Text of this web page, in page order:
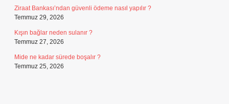
Ziraat Bankası’ndan güvenli ödeme nasıl yapılır ?
Temmuz 29, 2026
Kışın bağlar neden sulanır ?
Temmuz 27, 2026
Mide ne kadar sürede boşalır ?
Temmuz 25, 2026